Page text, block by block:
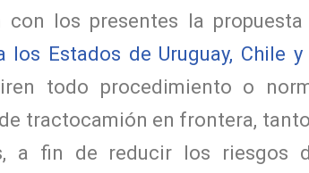
con los presentes la
Estados de Uruguay, Chile
todo procedimiento o
tractocamión en frontera,
a fin de reducir los riesgos